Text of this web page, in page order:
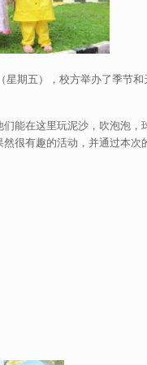
期五），校方举办了季节
能在这里玩泥沙，吹泡泡，
很有趣的活动，并通过本